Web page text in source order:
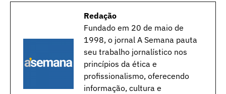
Redação
Fundado em 20 de maio de
1998, o jornal A Semana pauta
seu trabalho jornalístico nos
princípios da ética e
profissionalismo, oferecendo
informação, cultura e